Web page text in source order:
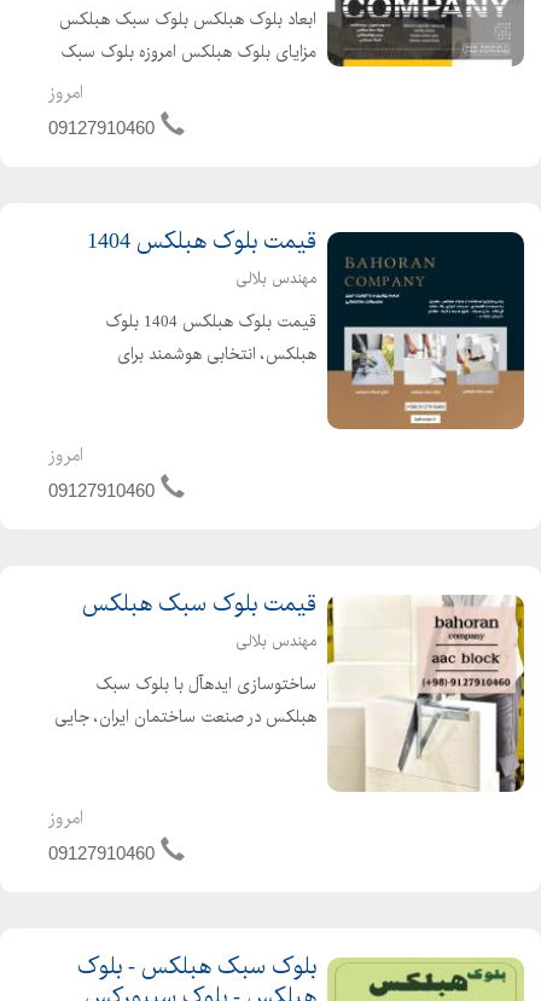
ابعاد بلوک هبلکس بلوک سبک هبلکس
مزایای بلوک هبلکس امروزه بلوک سبک
هبلکس ، یکی از پرکاربردترین مصالح
ساختمانی نوین ، در دیوارچینی است.
امروز
09127910460
قیمت بلوک هبلکس 1404
مهندس بلالی
قیمت بلوک هبلکس 1404 بلوک
هبلکس، انتخابی هوشمند برای
است که با فناوری نوین تولید میشود.
این محصول با ترکیب علمی و دقیق مواد
امروز
09127910460
قیمت بلوک سبک هبلکس
مهندس بلالی
ساختوسازی ایدهآل با بلوک سبک
هبلکس در صنعت ساختمان ایران، جایی
بلوارا راهحلی مطمئن برای ساختوسازی
ایمن، سریع و اقتصادی ...
امروز
09127910460
بلوک سبک هبلکس - بلوک